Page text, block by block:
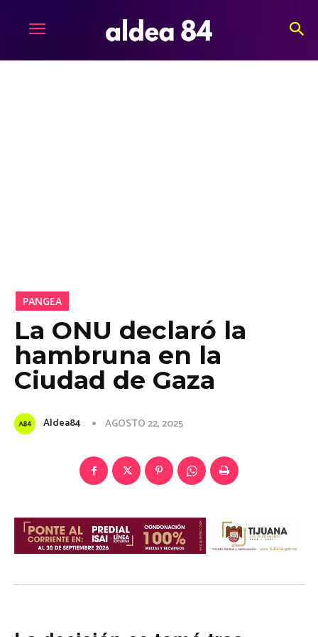
PANGEA
La ONU declaró la
hambruna en la
Ciudad de Gaza
Aldea84 AGOSTO 22, 2025